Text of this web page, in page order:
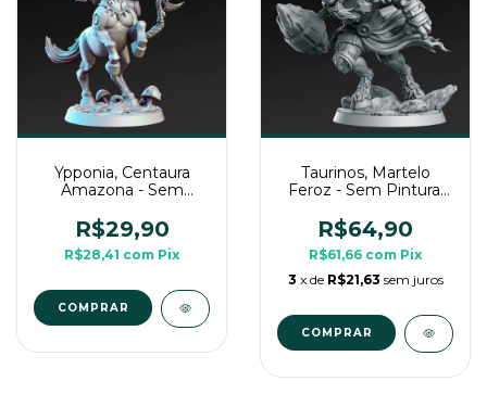
Ypponia, Centaura
Amazona - Sem
Grande em 3D Para
Rpg de Mesa
R$29,90
R$28,41 com Pix
COMPRAR
Taurinos, Martelo
Feroz - Sem Pintura,
Para Rpg de Mesa
R$64,90
R$61,66 com Pix
3 x de R$21,63 sem juros